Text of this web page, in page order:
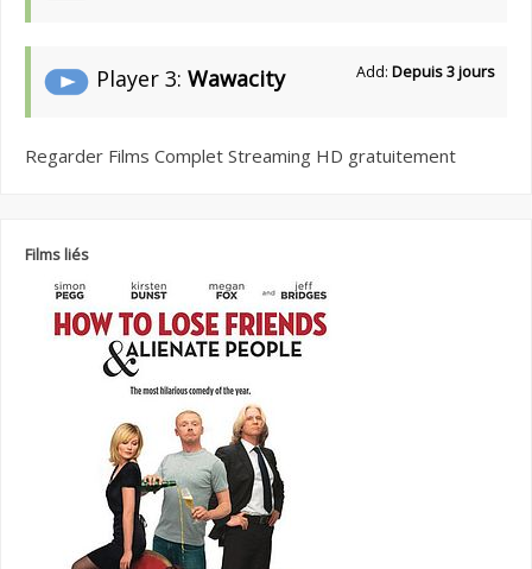
Player 3: Wawacity Add: Depuis 3 jours
Regarder Films Complet Streaming HD gratuitement
Films liés